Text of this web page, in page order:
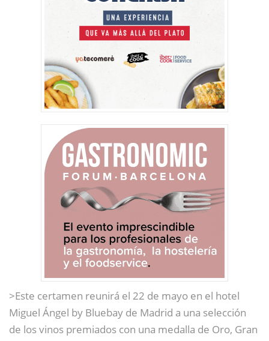
>Este certamen reunirá el 22 de mayo en el hotel
Miguel Ángel by Bluebay de Madrid a una selección
de los vinos premiados con una medalla de Oro, Gran